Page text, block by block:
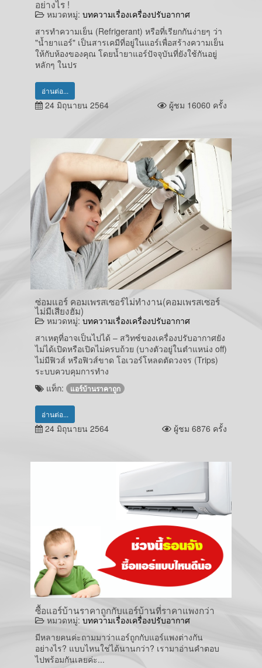
อย่างไร !
หมวดหมู่: บทความเรื่องเครื่องปรับอากาศ
สารทำความเย็น (Refrigerant) หรือที่เรียกกันง่ายๆ ว่า
"น้ำยาแอร์" เป็นสารเคมีที่อยู่ในแอร์เพื่อสร้างความเย็น
ให้กับห้องของคุณ โดยน้ำยาแอร์ปัจจุบันที่ยังใช้กันอยู่
หลักๆ ในปร
อ่านต่อ...
24 มิถุนายน 2564 ผู้ชม 16060 ครั้ง
ซ่อมแอร์ คอมเพรสเซอร์ไม่ทำงาน(คอมเพรสเซอร์
ไม่มีเสียงฮัม)
หมวดหมู่: บทความเรื่องเครื่องปรับอากาศ
สาเหตุที่อาจเป็นไปได้ – สวิทซ์ของเครื่องปรับอากาศยัง
ไม่ได้เปิดหรือเปิดไม่ครบถ้วย (บางตัวอยู่ในตำแหน่ง off)
ไม่มีฟิวส์ หรือฟิวส์ขาด โอเวอร์โหลดตัดวงจร (Trips)
ระบบควบคุมการทำง
แท็ก:
แอร์บ้านราคาถูก
อ่านต่อ...
24 มิถุนายน 2564 ผู้ชม 6876 ครั้ง
ซื้อแอร์บ้านราคาถูกกับแอร์บ้านที่ราคาแพงกว่า
หมวดหมู่: บทความเรื่องเครื่องปรับอากาศ
มีหลายคนค่ะถามมาว่าแอร์ถูกกับแอร์แพงต่างกัน
อย่างไร? แบบไหนใช่ได้นานกว่า? เรามาอ่านคำตอบ
ไปพร้อมกันเลยค่ะ...